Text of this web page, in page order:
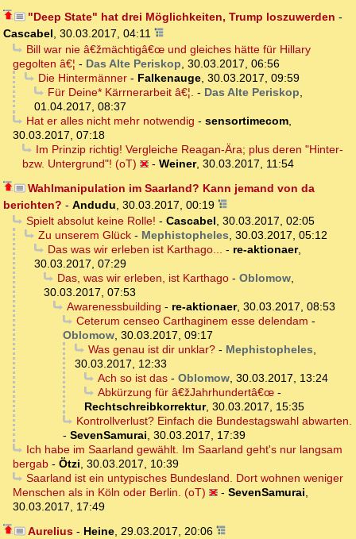
"Deep State" hat drei Möglichkeiten, Trump loszuwerden -
Cascabel, 30.03.2017, 04:11
Bill war nie â€žmächtigâ€œ und gleiches hätte für Hillary
gegolten â€¦ - Das Alte Periskop, 30.03.2017, 06:56
Die Hintermänner- Falkenauge, 30.03.2017, 09:59
Für Deine* Kärrnerarbeit â€¦. - Das Alte Periskop,
01.04.2017, 08:37
Hat er alles nicht mehr notwendig - sensortimecom,
30.03.2017, 07:18
Im Prinzip richtig! Vergleiche Reagan-Ära; plus deren "Hinter-
bzw. Untergrund"! (oT)
- Weiner, 30.03.2017, 11:54
Wahlmanipulation im Saarland? Kann jemand von da
berichten? - Andudu, 30.03.2017, 00:19
Spielt absolut keine Rolle! - Cascabel, 30.03.2017, 02:05
Zu unserem Glück- Mephistopheles, 30.03.2017, 05:12
Das was wir erleben ist Karthago... - re-aktionaer,
30.03.2017, 07:29
Das, was wir erleben, ist Karthago- Oblomow,
30.03.2017, 07:53
Awarenessbuilding - re-aktionaer, 30.03.2017, 08:53
Ceterum censeo Carthaginem esse delendam -
Oblomow, 30.03.2017, 09:17
Was genau ist dir unklar?- Mephistopheles,
30.03.2017, 12:33
Ach so ist das- Oblomow, 30.03.2017, 13:24
Abkürzung für â€žJahrhundertâ€œ-
Rechtschreibkorrektur, 30.03.2017, 15:35
Kontrollverlust? Einfach die Bundestagswahl abwarten.
- SevenSamurai, 30.03.2017, 17:39
Ich habe im Saarland gewählt. Im Saarland geht's nur langsam
bergab - Ötzi, 30.03.2017, 10:39
Saarland ist ein untypisches Bundesland. Dort wohnen weniger
Menschen als in Köln oder Berlin. (oT)
- SevenSamurai,
30.03.2017, 17:49
Aurelius- Heine, 29.03.2017, 20:06